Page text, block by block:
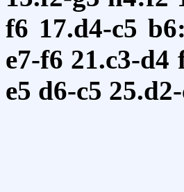
f6 17.d4-c5
e7-f6 21.c3-d4
e5 d6-c5